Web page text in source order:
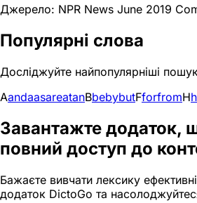
Джерело: NPR News June 2019
Популярні слова
Досліджуйте найпопулярніші
AandaasareatanBbebybutFforfromH
Завантажте додаток,
повний доступ до
Бажаєте вивчати лексику
додаток DictoGo та